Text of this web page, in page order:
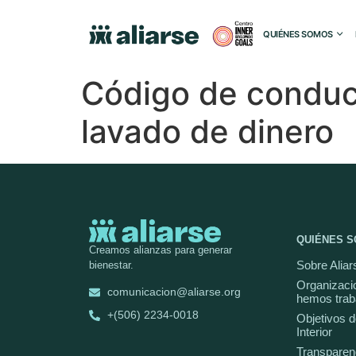
QUIÉNES SOMOS
Código de
lavado de dinero
Creamos alianzas para generar
bienestar.
comunicacion@aliarse.org
+(506) 2234-0018
QUIÉNES
Sobre
hemos
Objetivos
Interior